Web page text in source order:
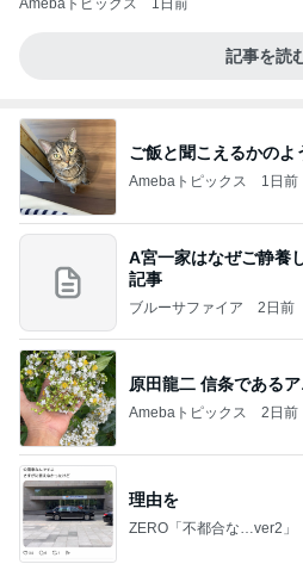
Amebaトピックス 1日前
記事を読
ご飯と聞こえるかのよ
Amebaトピックス 1日前
A宮一家はなぜご静養
記事
ブルーサファイア 2日前
原田龍二 信条である
Amebaトピックス 2日前
理由を
ZERO「不都合な…ver2」